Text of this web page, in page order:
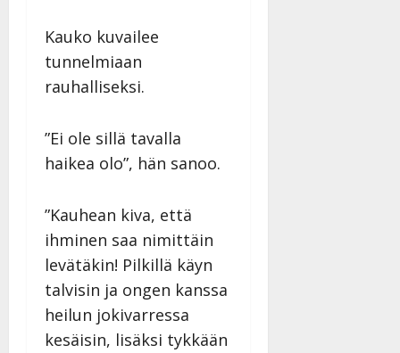
Kauko kuvailee
tunnelmiaan
rauhalliseksi.
”Ei ole sillä tavalla
haikea olo”, hän sanoo.
”Kauhean kiva, että
ihminen saa nimittäin
levätäkin! Pilkillä käyn
talvisin ja ongen kanssa
heilun jokivarressa
kesäisin, lisäksi tykkään